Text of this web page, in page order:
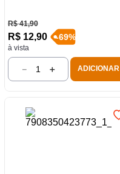
R$ 41,90
R$ 12,90
à vista
-69%
＋
－ ADICIONAR